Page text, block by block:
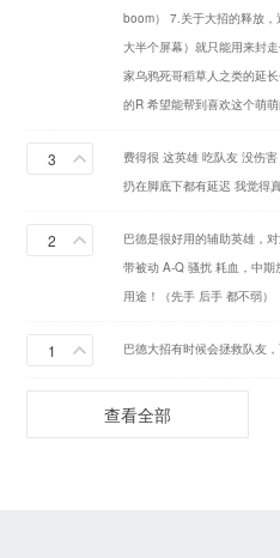
boom） 7.关于大招的释放
大半个屏幕）就只能用来封
家乌鸦死哥稻草人之类的延
的R 希望能帮到喜欢这个萌萌
3
费得很 这英雄 吃队友 没伤
扔在脚底下都有延迟 我觉得
2
巴德是很好用的辅助英雄，
带被动 A-Q 骚扰 耗血，中
用途！（先手 后手 都不弱）
1 巴德大招有时候会拯救队友
查看全部